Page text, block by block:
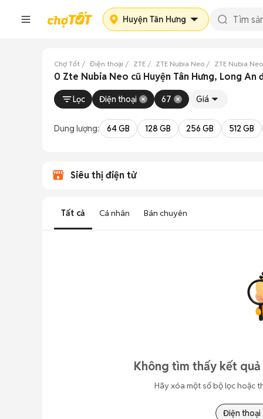
Huyện Tân Hưng
Chợ Tốt Điện thoại ZTE ZTE Nubia Neo ZTE Nubia
0 Zte Nubia Neo cũ Huyện Tân Hưng, Long An
Lọc Điện thoại 67 Giá
Dung lượng: 64 GB 128 GB 256 GB 512 GB
Siêu thị điện tử
Tất cả Cá nhân Bán chuyên
Không tìm thấy kết quả
Hãy xóa một số bộ lọc hoặc
Điện thoại